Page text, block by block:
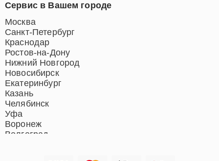
Сервис в Вашем городе
Москва
Санкт-Петербург
Краснодар
Ростов-на-Дону
Нижний Новгород
Новосибирск
Екатеринбург
Казань
Челябинск
Уфа
Воронеж
Волгоград